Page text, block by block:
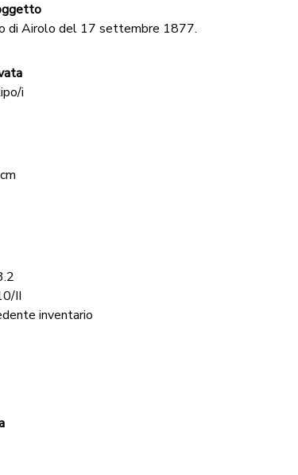
di Airolo del 17 settembre 1877.
i
cm
II
inventario